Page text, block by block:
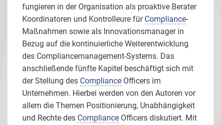
fungieren in der Organisation als proaktive Berater
Koordinatoren und Kontrolleure für Compliance-
Maßnahmen sowie als Innovationsmanager in
Bezug auf die kontinuierliche Weiterentwicklung
des Compliancemanagement-Systems. Das
anschließende fünfte Kapitel beschäftigt sich mit
der Stellung des Compliance Officers im
Unternehmen. Hierbei werden von den Autoren vor
allem die Themen Positionierung, Unabhängigkeit
und Rechte des Compliance Officers diskutiert. Mit